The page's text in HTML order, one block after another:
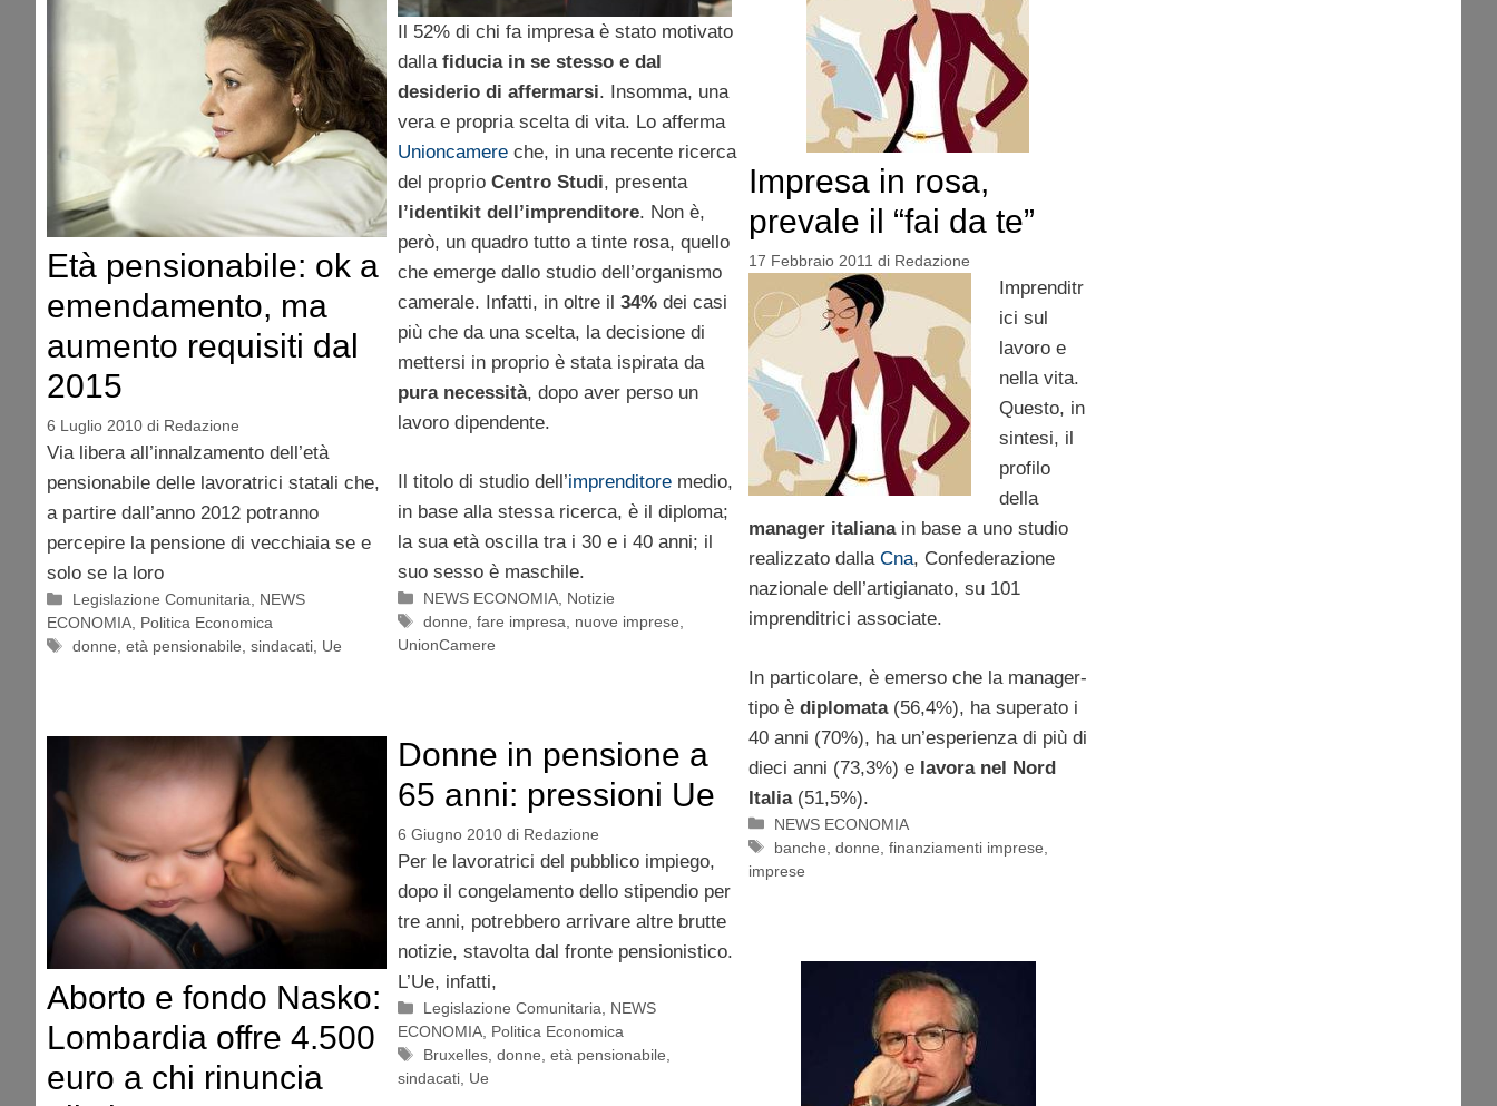
Il 52% di chi fa impresa è stato motivato
dalla fiducia in se stesso e dal
desiderio di affermarsi. Insomma, una
vera e propria scelta di vita. Lo afferma
Unioncamereche, in una recente ricerca
del proprio Centro Studi, presenta
l’identikit dell’imprenditore. Non è,
però, un quadro tutto a tinte rosa, quello
che emerge dallo studio dell’organismo
camerale. Infatti, in oltre il 34%dei casi
più che da una scelta, la decisione di
mettersi in proprio è stata ispirata da
pura necessità, dopo aver perso un
lavoro dipendente.
Il titolo di studio dell’imprenditoremedio,
in base alla stessa ricerca, è il diploma;
la sua età oscilla tra i 30 e i 40 anni; il
suo sesso è maschile.
Categorie
NEWS ECONOMIA Notizie
Tag
donne ,fare impresa nuove imprese
UnionCamere
Impresa in rosa,
prevale il “fai da te”
17 Febbraio 2011 di Redazione
Imprenditr
ici sul
lavoro e
nella vita.
Questo, in
sintesi, il
profilo
della
manager italianain base a uno studio
realizzato dalla Cna, Confederazione
nazionale dell’artigianato, su 101
imprenditrici associate.
In particolare, è emerso che la manager-
tipo è diplomata(56,4%), ha superato i
40 anni (70%), ha un’esperienza di più di
dieci anni (73,3%) elavora nel Nord
Italia(51,5%).
Categorie
NEWS ECONOMIA
Tag
banche ,donne ,finanziamenti imprese
imprese
Età pensionabile: ok a
emendamento, ma
aumento requisiti dal
2015
6 Luglio 2010 di Redazione
Via libera all’innalzamento dell’età
pensionabile delle lavoratrici statali che,
a partire dall’anno 2012 potranno
percepire la pensione di vecchiaia se e
solo se la loro
Categorie
Legislazione Comunitaria
NEWS
ECONOMIA Politica Economica
Tag
donne ,età pensionabile ,sindacati Ue
Donne in pensione a
65 anni: pressioni Ue
6 Giugno 2010 di Redazione
Per le lavoratrici del pubblico impiego,
dopo il congelamento dello stipendio per
tre anni, potrebbero arrivare altre brutte
notizie, stavolta dal fronte pensionistico.
L’Ue, infatti,
Categorie
Legislazione Comunitaria
NEWS
ECONOMIA, Politica Economica
Tag
Bruxelles ,donne ,età pensionabile
sindacati, Ue
Aborto e fondo Nasko:
Lombardia offre 4.500
euro a chi rinuncia